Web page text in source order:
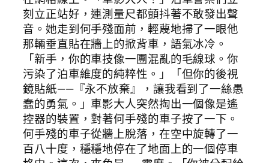
刻立正站好，連測量尺都顫抖著不敢發出聲
音。她走到何手殘面前，輕蔑地掃了一眼他
那輛垂直貼在牆上的掀背車，語氣冰冷。
「新手，你的車技像一團混亂的毛線球。你
污染了泊車維度的純粹性。」「但你的後視
鏡貼紙——『永不放棄』，讓我看到了一絲愚
蠢的勇氣。」車影大人突然掏出一個像是遙
控器的裝置，對著何手殘的車子按了一下。
何手殘的車子從牆上脫落，在空中旋轉了一
百八十度，穩穩地停在了地面上的一個停車